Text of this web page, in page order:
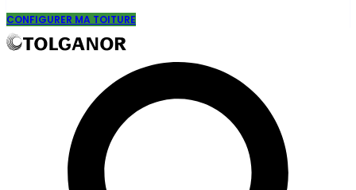
CONFIGURER MA TOITURE